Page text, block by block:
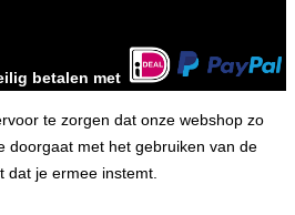
betalen met
te zorgen dat onze webshop zo
doorgaat met het gebruiken van de
dat je ermee instemt.